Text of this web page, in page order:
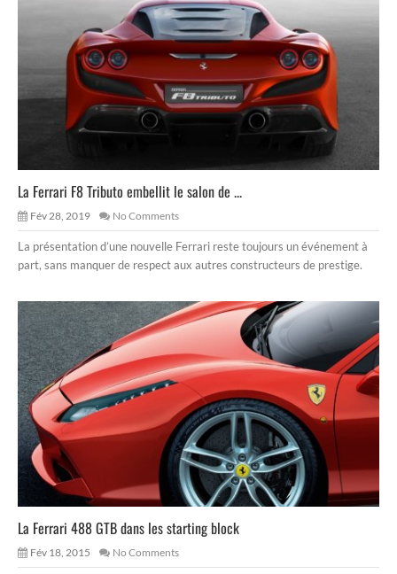
La Ferrari F8 Tributo embellit le salon de ...
Fév 28, 2019 No Comments
La présentation d’une nouvelle Ferrari reste toujours un événement à
part, sans manquer de respect aux autres constructeurs de prestige.
La Ferrari 488 GTB dans les starting block
Fév 18, 2015 No Comments